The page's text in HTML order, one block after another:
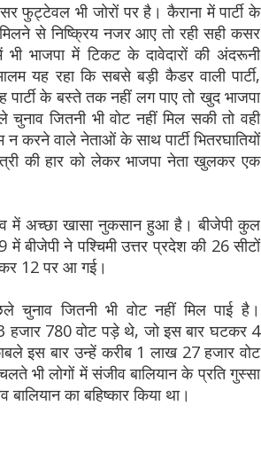
सर फुट्टेवल भी जोरों पर है। कैराना में पार्टी के
से निष्क्रिय नजर आए तो रही सही कसर
भाजपा में टिकट के दावेदारों की अंदरूनी
यह रहा कि सबसे बड़ी कैडर वाली पार्टी,
के बस्ते तक नहीं लग पाए तो खुद भाजपा
जितनी भी वोट नहीं मिल सकी तो वही
करने वाले नेताओं के साथ पार्टी भितरघातियों
की हार को लेकर भाजपा नेता खुलकर एक
में अच्छा खासा नुकसान हुआ है। बीजेपी कुल
बीजेपी ने पश्चिमी उत्तर प्रदेश की 26 सीटों
12 पर आ गई।
चुनाव जितनी भी वोट नहीं मिल पाई है।
हजार 780 वोट पड़े थे, जो इस बार घटकर 4
इस बार उन्हें करीब 1 लाख 27 हजार वोट
भी लोगों में संजीव बालियान के प्रति गुस्सा
का बहिष्कार किया था।